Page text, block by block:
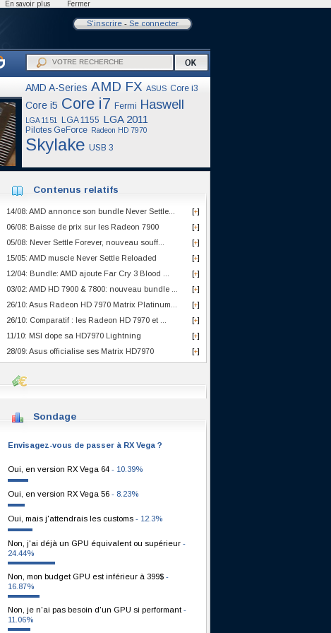
S'inscrire- Se connecter
AMD A-Series AMD FX ASUS Core i3
Core i5 Core i7 Fermi Haswell
LGA 1151 LGA 1155 LGA 2011
Pilotes GeForce Radeon HD 7970
Skylake USB 3
Contenus relatifs
[+]
14/08: AMD annonce son bundle Never Settle...
[+]
06/08: Baisse de prix sur les Radeon 7900
[+]
05/08: Never Settle Forever, nouveau souff...
[+]
15/05: AMD muscle Never Settle Reloaded
[+]
12/04: Bundle: AMD ajoute Far Cry 3 Blood ...
[+]
03/02: AMD HD 7900 & 7800: nouveau bundle ...
[+]
26/10: Asus Radeon HD 7970 Matrix Platinum...
[+]
26/10: Comparatif : les Radeon HD 7970 et ...
[+]
11/10: MSI dope sa HD7970 Lightning
[+]
28/09: Asus officialise ses Matrix HD7970
Sondage
Envisagez-vous de passer à RX Vega ?
Oui, en version RX Vega 64 - 10.39%
Oui, en version RX Vega 56 - 8.23%
Oui, mais j'attendrais les customs - 12.3%
Non, j'ai déjà un GPU équivalent ou supérieur -
24.44%
Non, mon budget GPU est inférieur à 399$ -
16.87%
Non, je n'ai pas besoin d'un GPU si performant -
11.06%
En savoir plus Fermer